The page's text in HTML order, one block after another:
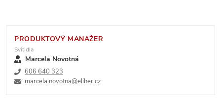
PRODUKTOVÝ MANAŽER
Svítidla
Marcela Novotná
606 640 323
marcela.novotna@eliher.cz